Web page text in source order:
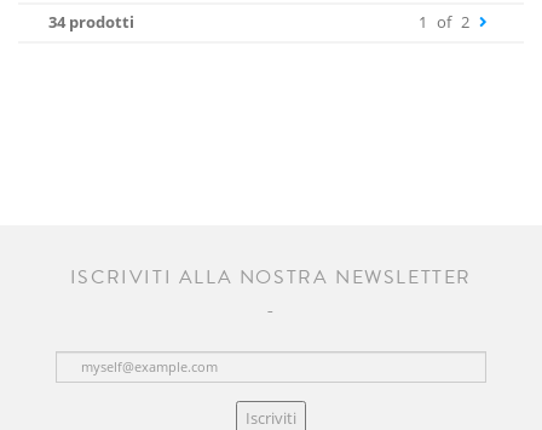
34 prodotti 1 of 2
ISCRIVITI ALLA NOSTRA NEWSLETTER
Iscriviti